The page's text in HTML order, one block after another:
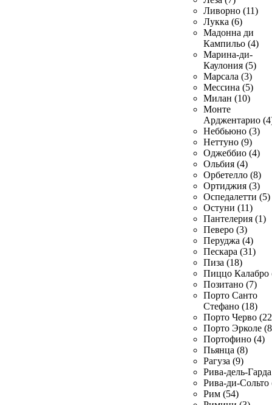
Ливорно (11)
Лукка (6)
Мадонна ди
Кампильо (4)
Марина-ди-
Каулония (5)
Марсала (3)
Мессина (5)
Милан (10)
Монте
Арджентарио
Неббьюно (3)
Неттуно (9)
Оджеббио (4)
Ольбия (4)
Орбетелло (8)
Ортиджия (3)
Оспедалетти (5)
Остуни (11)
Пантелерия (1)
Певеро (3)
Перуджа (4)
Пескара (31)
Пиза (18)
Пиццо Калабро
Позитано (7)
Порто Санто
Стефано (18)
Порто Черво
Порто Эрколе
Портофино (4)
Пьянца (8)
Рагуза (9)
Рива-дель-
Рива-ди-Сольто
Рим (54)